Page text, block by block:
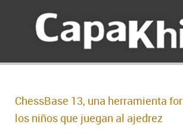
ChessBase 13, una herramienta
los niños que juegan al ajedrez